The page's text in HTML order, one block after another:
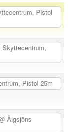
Pistol
Skyttecentrum,
Pistol 25m
Älgsjöns